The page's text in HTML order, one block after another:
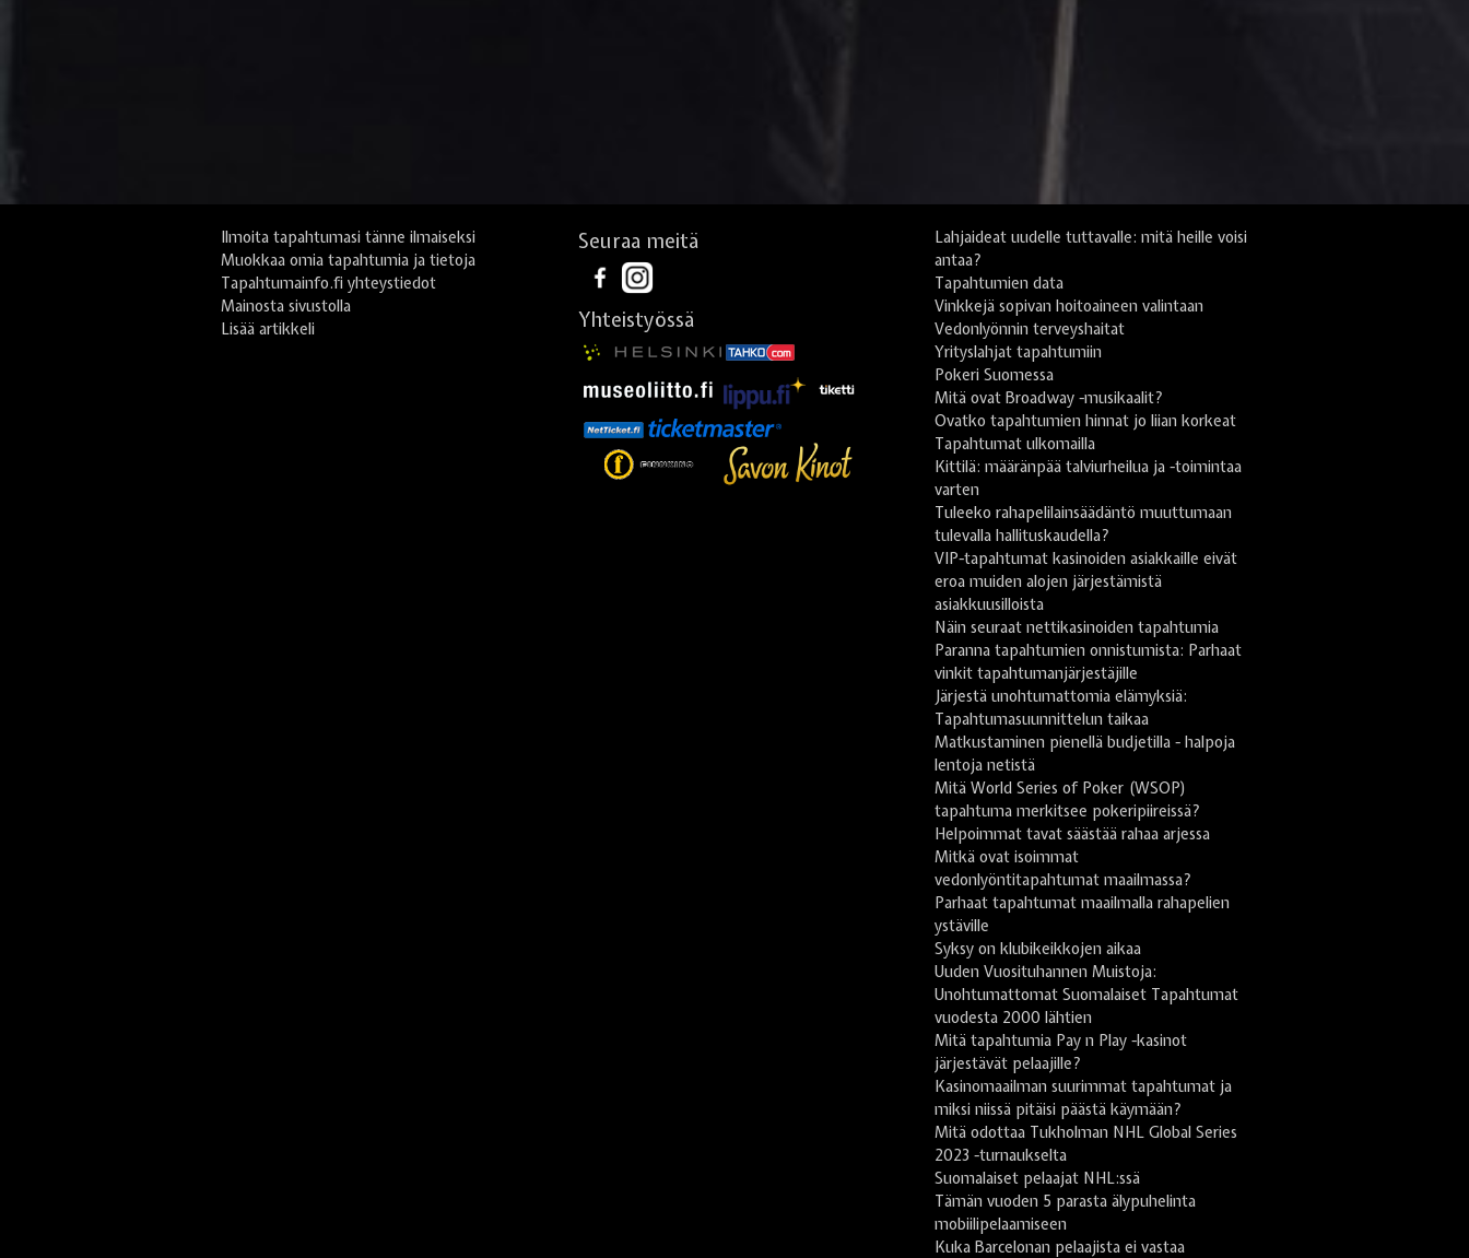
Ilmoita tapahtumasi tänne ilmaiseksi
Muokkaa omia tapahtumia ja tietoja
Tapahtumainfo.fi yhteystiedot
Mainosta sivustolla
Lisää artikkeli
Seuraa meitä
Yhteistyössä
Lahjaideat uudelle tuttavalle: mitä heille voisi
antaa?
Tapahtumien data
Vinkkejä sopivan hoitoaineen valintaan
Vedonlyönnin terveyshaitat
Yrityslahjat tapahtumiin
Pokeri Suomessa
Mitä ovat Broadway -musikaalit?
Ovatko tapahtumien hinnat jo liian korkeat
Tapahtumat ulkomailla
Kittilä: määränpää talviurheilua ja -toimintaa
varten
Tuleeko rahapelilainsäädäntö muuttumaan
tulevalla hallituskaudella?
VIP-tapahtumat kasinoiden asiakkaille eivät
eroa muiden alojen järjestämistä
asiakkuusilloista
Näin seuraat nettikasinoiden tapahtumia
Paranna tapahtumien onnistumista: Parhaat
vinkit tapahtumanjärjestäjille
Järjestä unohtumattomia elämyksiä:
Tapahtumasuunnittelun taikaa
Matkustaminen pienellä budjetilla - halpoja
lentoja netistä
Mitä World Series of Poker (WSOP)
tapahtuma merkitsee pokeripiireissä?
Helpoimmat tavat säästää rahaa arjessa
Mitkä ovat isoimmat
vedonlyöntitapahtumat maailmassa?
Parhaat tapahtumat maailmalla rahapelien
ystäville
Syksy on klubikeikkojen aikaa
Uuden Vuosituhannen Muistoja:
Unohtumattomat Suomalaiset Tapahtumat
vuodesta 2000 lähtien
Mitä tapahtumia Pay n Play -kasinot
järjestävät pelaajille?
Kasinomaailman suurimmat tapahtumat ja
miksi niissä pitäisi päästä käymään?
Mitä odottaa Tukholman NHL Global Series
2023 -turnaukselta
Suomalaiset pelaajat NHL:ssä
Tämän vuoden 5 parasta älypuhelinta
mobiilipelaamiseen
Kuka Barcelonan pelaajista ei vastaa